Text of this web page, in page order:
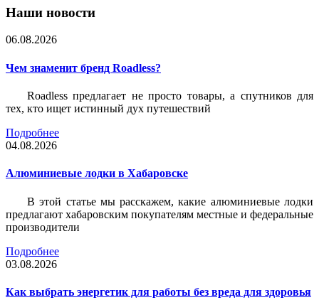
Наши новости
06.08.2026
Чем знаменит бренд Roadless?
Roadless предлагает не просто товары, а спутников для
тех, кто ищет истинный дух путешествий
Подробнее
04.08.2026
Алюминиевые лодки в Хабаровске
В этой статье мы расскажем, какие алюминиевые лодки
предлагают хабаровским покупателям местные и федеральные
производители
Подробнее
03.08.2026
Как выбрать энергетик для работы без вреда для здоровья